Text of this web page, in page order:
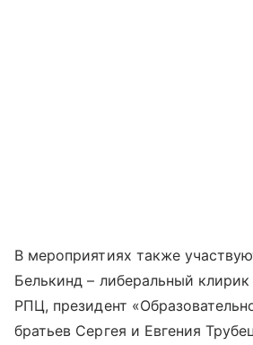
В мероприятиях также
Белькинд – либеральный
РПЦ, президент
братьев Сергея и Евгения